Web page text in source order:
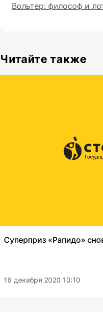
Вольтер: философ и
Читайте также
Суперприз «Рапидо»
16 декабря 2020 10:10